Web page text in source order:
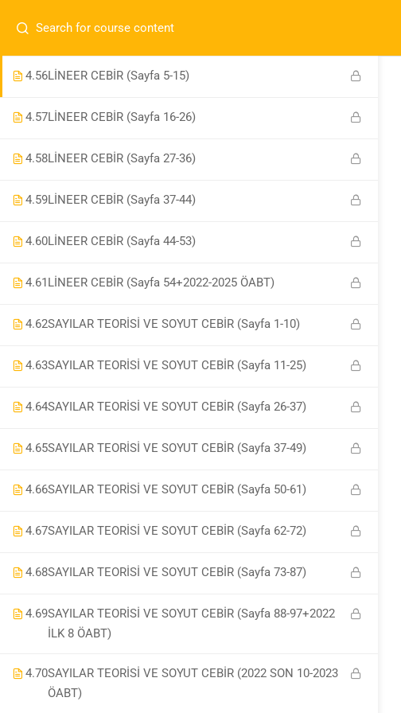
İletişim: 0 536 360 68 27
19+2022-2025 ÖABT)/LİNEER CEBİR (Sayfa 1-5)
4.56LİNEER CEBİR (Sayfa 5-15)
4.57LİNEER CEBİR (Sayfa 16-26)
4.58LİNEER CEBİR (Sayfa 27-36)
4.59LİNEER CEBİR (Sayfa 37-44)
4.60LİNEER CEBİR (Sayfa 44-53)
4.61LİNEER CEBİR (Sayfa 54+2022-2025 ÖABT)
4.62SAYILAR TEORİSİ VE SOYUT CEBİR (Sayfa 1-10)
4.63SAYILAR TEORİSİ VE SOYUT CEBİR (Sayfa 11-25)
4.64SAYILAR TEORİSİ VE SOYUT CEBİR (Sayfa 26-37)
4.65SAYILAR TEORİSİ VE SOYUT CEBİR (Sayfa 37-49)
4.66SAYILAR TEORİSİ VE SOYUT CEBİR (Sayfa 50-61)
4.67SAYILAR TEORİSİ VE SOYUT CEBİR (Sayfa 62-72)
4.68SAYILAR TEORİSİ VE SOYUT CEBİR (Sayfa 73-87)
4.69SAYILAR TEORİSİ VE SOYUT CEBİR (Sayfa 88-97+2022
İLK 8 ÖABT)
4.70SAYILAR TEORİSİ VE SOYUT CEBİR (2022 SON 10-2023
ÖABT)
Company
ÖABT
İletişim